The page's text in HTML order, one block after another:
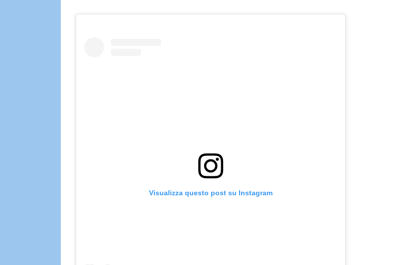
Visualizza questo post su Instagram